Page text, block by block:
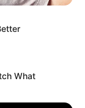
What